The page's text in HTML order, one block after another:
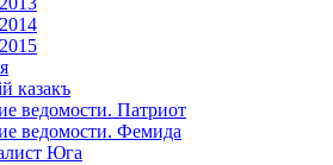
2014
2015
казакъ
ведомости. Патриот
ведомости. Фемида
Юга